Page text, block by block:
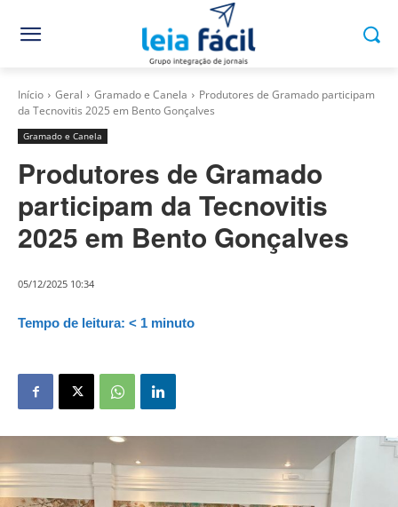
Início Geral Gramado e Canela
Produtores de Gramado participam
da Tecnovitis 2025 em Bento Gonçalves
Gramado e Canela
Produtores de Gramado
participam da Tecnovitis
2025 em Bento Gonçalves
05/12/2025 10:34
Tempo de leitura: < 1 minuto